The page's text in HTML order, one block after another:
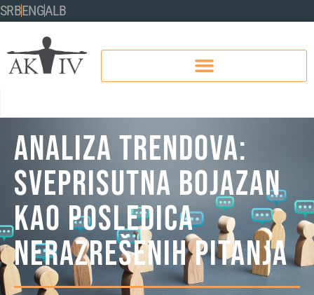
SRBENGALB
ANALIZA TRENDOVA:
SVEPRISUTNA BOJAZAN
KAO POSLEDICA
NERAZREŠENIH PITANJA